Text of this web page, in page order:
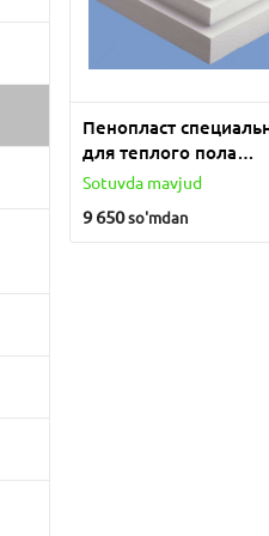
Пенопласт
для теплого пола
плотность от 18 до
Sotuvda mavjud
9 650so'mdan